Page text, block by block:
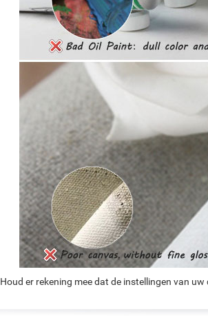
Houd er rekening mee dat de instellingen van